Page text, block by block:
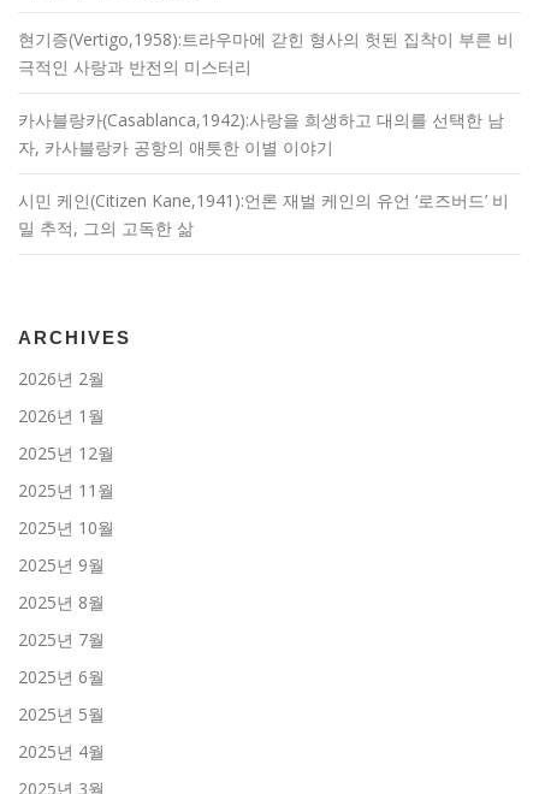
현기증(Vertigo,1958):트라우마에 갇힌 형사의 헛된 집착이 부른 비
극적인 사랑과 반전의 미스터리
카사블랑카(Casablanca,1942):사랑을 희생하고 대의를 선택한 남
자, 카사블랑카 공항의 애틋한 이별 이야기
시민 케인(Citizen Kane,1941):언론 재벌 케인의 유언 ‘로즈버드’ 비
밀 추적, 그의 고독한 삶
ARCHIVES
2026년 2월
2026년 1월
2025년 12월
2025년 11월
2025년 10월
2025년 9월
2025년 8월
2025년 7월
2025년 6월
2025년 5월
2025년 4월
2025년 3월